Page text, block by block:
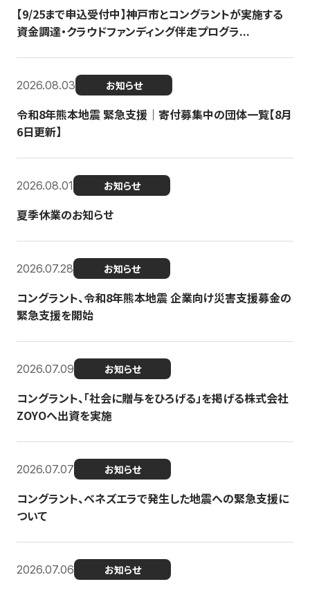
【9/25まで申込受付中】神戸市とコングラントが実施する
資金調達・クラウドファンディング伴走プログラ...
2026.08.03 お知らせ
令和8年熊本地震 緊急支援｜寄付募集中の団体一覧【8月
6日更新】
2026.08.01 お知らせ
夏季休業のお知らせ
2026.07.28 お知らせ
コングラント、令和8年熊本地震 企業向け災害支援募金の
緊急支援を開始
2026.07.09 お知らせ
コングラント、「社会に贈与をひろげる」を掲げる株式会社
ZOYOへ出資を実施
2026.07.07 お知らせ
コングラント、ベネズエラで発生した地震への緊急支援に
ついて
2026.07.06 お知らせ